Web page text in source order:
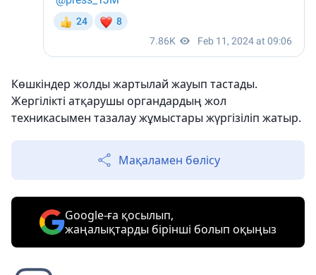
Көшкіндер жолды жартылай жауып тастады.
Жергілікті атқарушы органдардың жол
техникасымен тазалау жұмыстары жүргізіліп жатыр.
Мақаламен бөлісу
Google-ға қосылып,
жаңалықтарды бірінші болып оқыңыз